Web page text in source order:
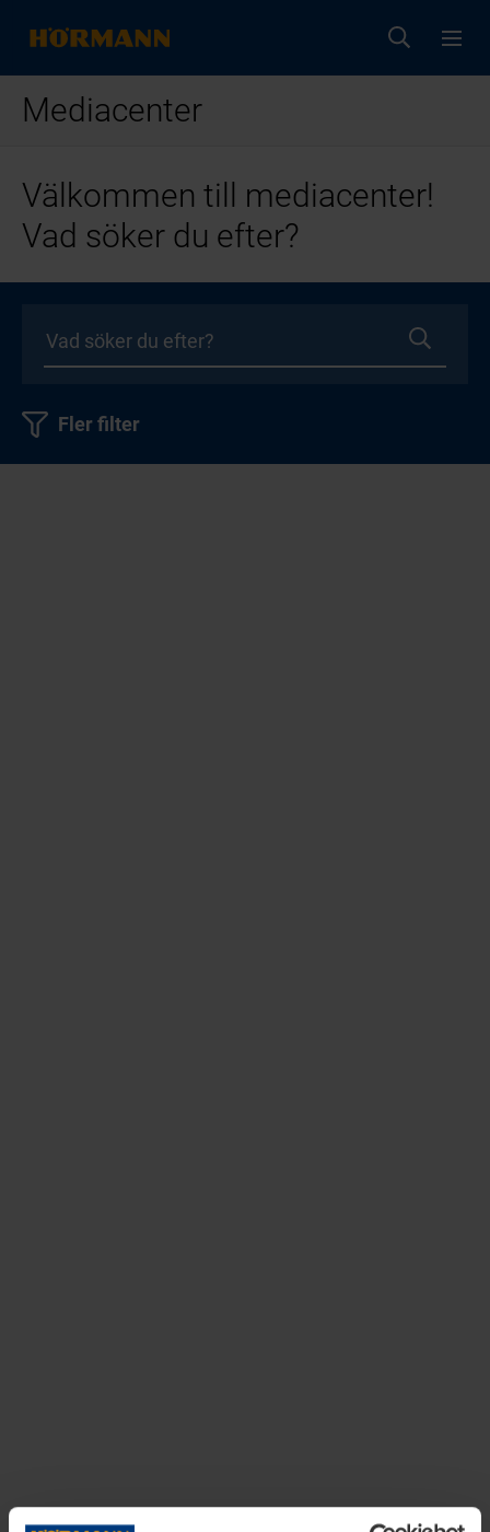
Mediacenter
Välkommen till mediacenter!
Vad söker du efter?
Fler filter